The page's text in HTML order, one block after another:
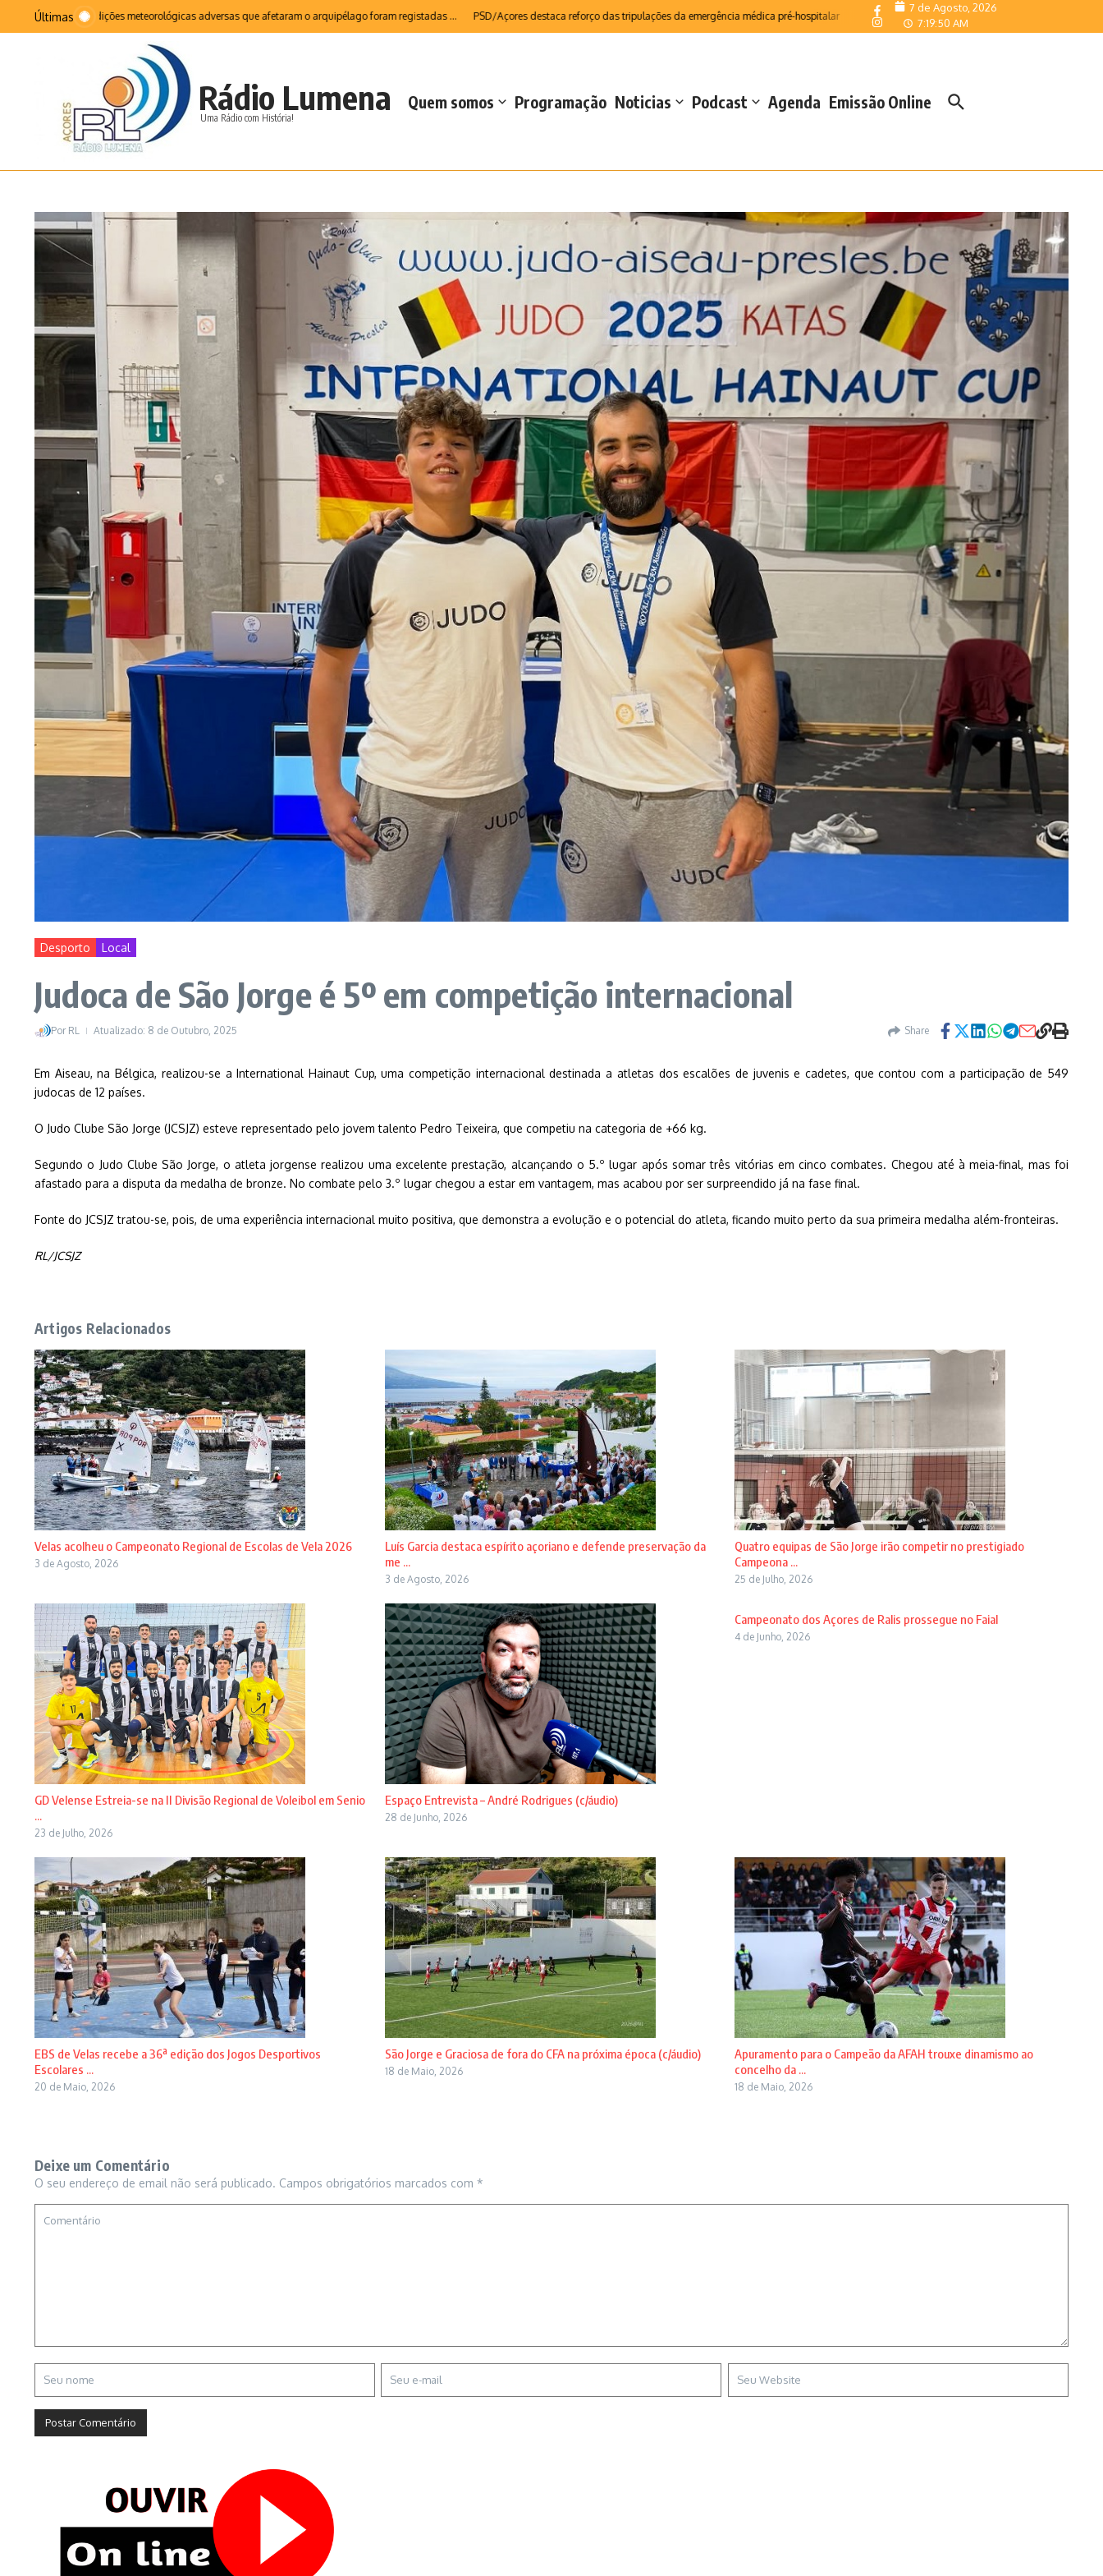
Ir para o conteúdo
Últimas
das condições meteorológicas adversas que afetaram o arquipélago foram registadas ... PSD/Açores destaca reforço das tripulações da emergência médica pré-hospitalar Telemonitorização reforça resposta das Salas de Emergência
7 de Agosto, 2026
7:19:52 AM
Rádio Lumena
Uma Rádio com História!
Quem somos Programação Noticias Podcast Agenda Emissão Online
Desporto Local
Judoca de São Jorge é 5º em competição internacional
Por RL Atualizado: 8 de Outubro, 2025 Share
Em Aiseau, na Bélgica, realizou-se a International Hainaut Cup, uma competição internacional destinada a atletas dos escalões de juvenis e cadetes, que contou com a participação de 549
judocas de 12 países.
O Judo Clube São Jorge (JCSJZ) esteve representado pelo jovem talento Pedro Teixeira, que competiu na categoria de +66 kg.
Segundo o Judo Clube São Jorge, o atleta jorgense realizou uma excelente prestação, alcançando o 5.º lugar após somar três vitórias em cinco combates. Chegou até à meia-final, mas foi
afastado para a disputa da medalha de bronze. No combate pelo 3.º lugar chegou a estar em vantagem, mas acabou por ser surpreendido já na fase final.
Fonte do JCSJZ tratou-se, pois, de uma experiência internacional muito positiva, que demonstra a evolução e o potencial do atleta, ficando muito perto da sua primeira medalha além-fronteiras.
RL/JCSJZ
Artigos Relacionados
Velas acolheu o Campeonato Regional de Escolas de Vela 2026
3 de Agosto, 2026
Luís Garcia destaca espírito açoriano e defende preservação da
me ...
3 de Agosto, 2026
Quatro equipas de São Jorge irão competir no prestigiado
Campeona ...
25 de Julho, 2026
GD Velense Estreia-se na II Divisão Regional de Voleibol em Senio
...
23 de Julho, 2026
Espaço Entrevista – André Rodrigues (c/áudio)
28 de Junho, 2026
Campeonato dos Açores de Ralis prossegue no Faial
4 de Junho, 2026
EBS de Velas recebe a 36ª edição dos Jogos Desportivos
Escolares ...
20 de Maio, 2026
São Jorge e Graciosa de fora do CFA na próxima época (c/áudio)
18 de Maio, 2026
Apuramento para o Campeão da AFAH trouxe dinamismo ao
concelho da ...
18 de Maio, 2026
Deixe um Comentário
O seu endereço de email não será publicado. Campos obrigatórios marcados com *